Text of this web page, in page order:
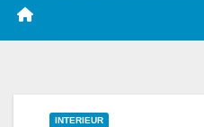
INTERIEUR